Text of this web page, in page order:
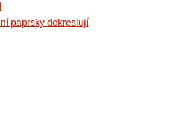
paprsky dokreslují